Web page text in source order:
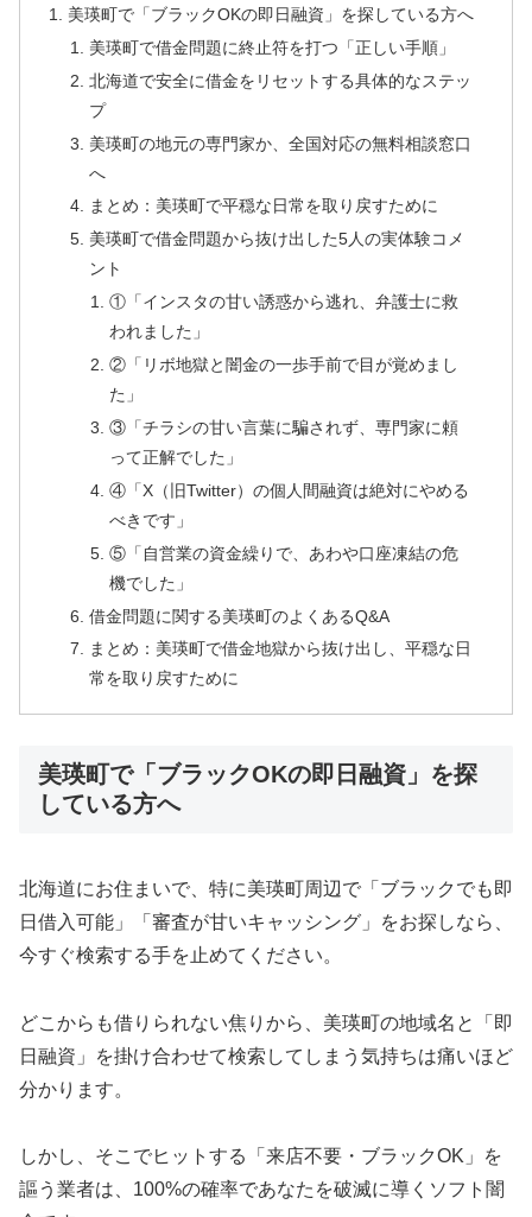
美瑛町で「ブラックOKの即日融資」を探している方へ
美瑛町で借金問題に終止符を打つ「正しい手順」
北海道で安全に借金をリセットする具体的なステッ
プ
美瑛町の地元の専門家か、全国対応の無料相談窓口
へ
まとめ：美瑛町で平穏な日常を取り戻すために
美瑛町で借金問題から抜け出した5人の実体験コメ
ント
①「インスタの甘い誘惑から逃れ、弁護士に救
われました」
②「リボ地獄と闇金の一歩手前で目が覚めまし
た」
③「チラシの甘い言葉に騙されず、専門家に頼
って正解でした」
④「X（旧Twitter）の個人間融資は絶対にやめる
べきです」
⑤「自営業の資金繰りで、あわや口座凍結の危
機でした」
借金問題に関する美瑛町のよくあるQ&A
まとめ：美瑛町で借金地獄から抜け出し、平穏な日
常を取り戻すために
美瑛町で「ブラックOKの即日融資」を探
している方へ
北海道にお住まいで、特に美瑛町周辺で「ブラックでも即
日借入可能」「審査が甘いキャッシング」をお探しなら、
今すぐ検索する手を止めてください。
どこからも借りられない焦りから、美瑛町の地域名と「即
日融資」を掛け合わせて検索してしまう気持ちは痛いほど
分かります。
しかし、そこでヒットする「来店不要・ブラックOK」を
謳う業者は、100%の確率であなたを破滅に導くソフト闇